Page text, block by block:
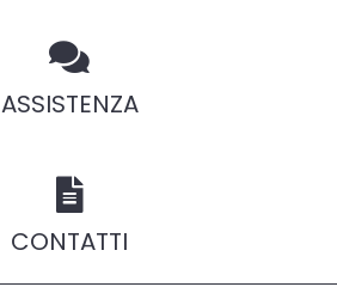
ASSISTENZA
CONTATTI